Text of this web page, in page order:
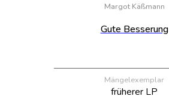
Margot Käßmann
Gute Besserung
Mängelexemplar
früherer LP